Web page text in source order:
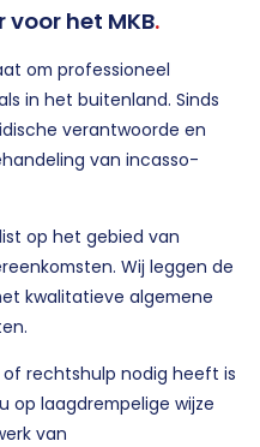
het MKB.
om professioneel
in het buitenland. Sinds
verantwoorde en
van incasso-
op het gebied van
Wij leggen de
kwalitatieve algemene
rechtshulp nodig heeft is
op laagdrempelige wijze
van